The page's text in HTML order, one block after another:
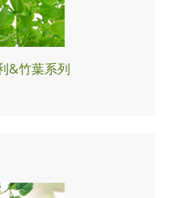
&竹葉系列